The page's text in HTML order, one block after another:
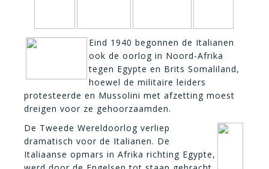
Eind 1940 begonnen de Italianen
ook de oorlog in Noord-Afrika
tegen Egypte en Brits Somaliland,
hoewel de militaire leiders
protesteerde en Mussolini met afzetting moest
dreigen voor ze gehoorzaamden.
De Tweede Wereldoorlog verliep
dramatisch voor de Italianen. De
Italiaanse opmars in Afrika richting Egypte,